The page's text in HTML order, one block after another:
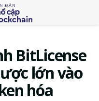
BitLicense
lớn vào
hóa